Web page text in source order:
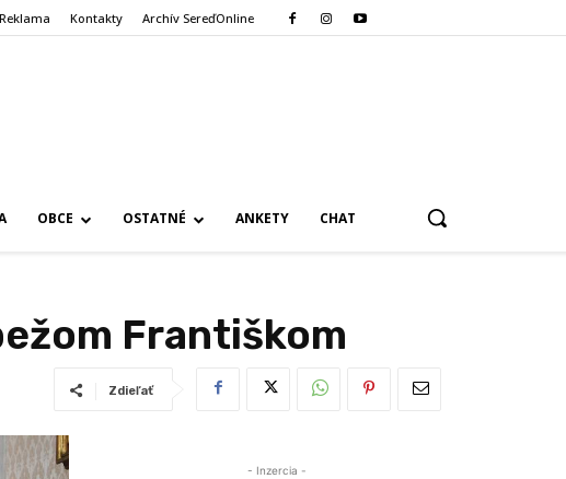
Reklama Kontakty Archív SereďOnline
OBCE OSTATNÉ ANKETY CHAT
Františkom
Zdieľať
- Inzercia -